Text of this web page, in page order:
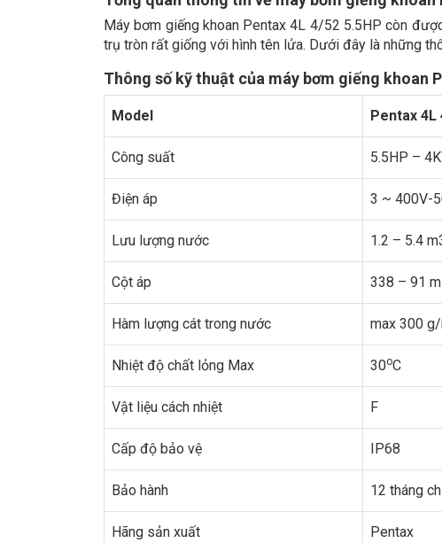
Máy bơm giếng khoan Pentax 4L 4/52 5.5HP còn
trụ tròn rất giống với hình tên lửa. Dưới đây là những
Thông số kỹ thuật của máy bơm giếng khoan
Model Pentax 4L
Công suất 5.5HP –
Điện áp 3 ~ 400V-
Lưu lượng nước 1.2 – 5.4
Cột áp 338 – 91 m
Hàm lượng cát trong nước max 300 g/
Nhiệt độ chất lỏng Max 30oC
Vật liệu cách nhiệt F
Cấp độ bảo vệ IP68
Bảo hành 12 tháng
Hãng sản xuất Pentax